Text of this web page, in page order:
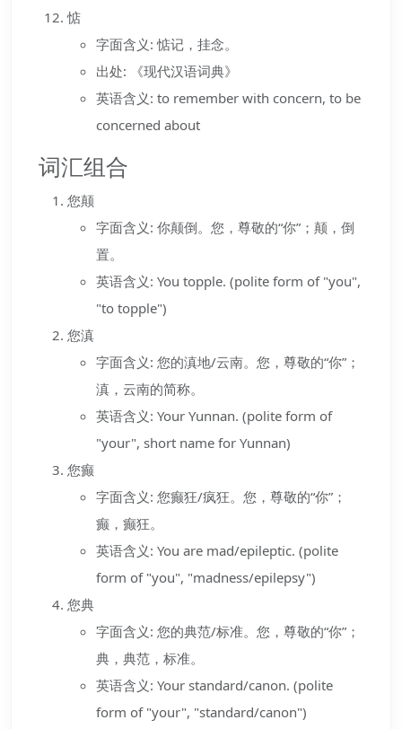
惦
字面含义: 惦记，挂念。
出处: 《现代汉语词典》
英语含义: to remember with concern, to be
concerned about
词汇组合
您颠
字面含义: 你颠倒。您，尊敬的“你”；颠，倒
置。
英语含义: You topple. (polite form of "you",
"to topple")
您滇
字面含义: 您的滇地/云南。您，尊敬的“你”；
滇，云南的简称。
英语含义: Your Yunnan. (polite form of
"your", short name for Yunnan)
您癫
字面含义: 您癫狂/疯狂。您，尊敬的“你”；
癫，癫狂。
英语含义: You are mad/epileptic. (polite
form of "you", "madness/epilepsy")
您典
字面含义: 您的典范/标准。您，尊敬的“你”；
典，典范，标准。
英语含义: Your standard/canon. (polite
form of "your", "standard/canon")